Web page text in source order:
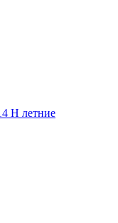
H летние